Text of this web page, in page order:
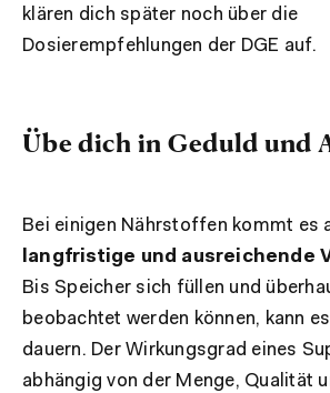
klären dich später noch über die
Dosierempfehlungen der DGE auf.
Übe dich in Geduld und
Bei einigen Nährstoffen kommt es
langfristige und ausreichende
Bis Speicher sich füllen und
beobachtet werden können, kann
dauern. Der Wirkungsgrad eines
abhängig von der Menge, Qualität